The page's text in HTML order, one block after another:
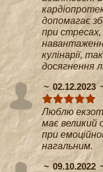
допомагає
при стресах,
кулінарії,
досягнення
02.12.2023
Люблю
має великий
при
нагальним.
09.10.2022